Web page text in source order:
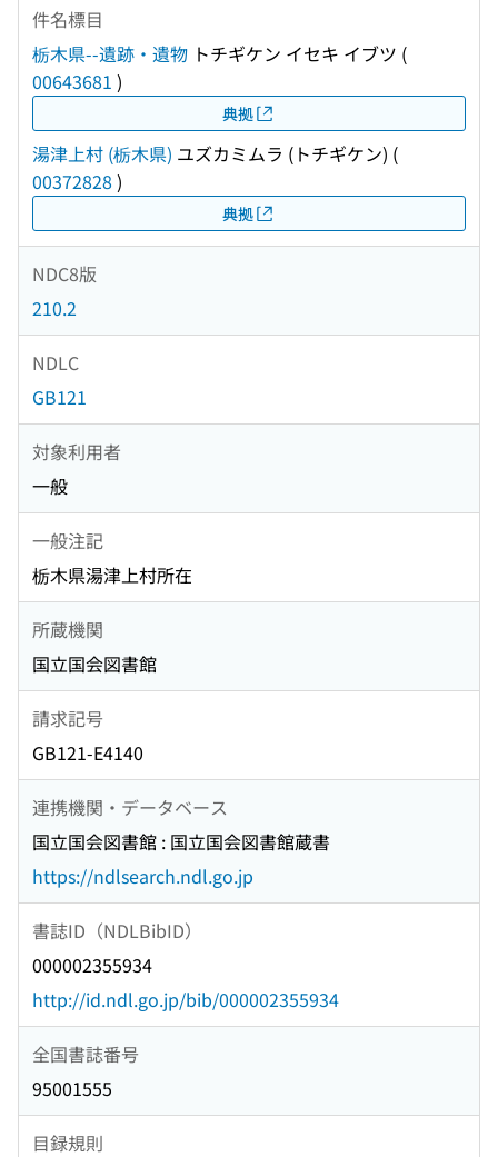
件名標目
栃木県--遺跡・遺物 トチギケン イセキ イブツ (
00643681 )
典拠
湯津上村 (栃木県) ユズカミムラ (トチギケン) (
00372828 )
典拠
NDC8版
210.2
NDLC
GB121
対象利用者
一般
一般注記
栃木県湯津上村所在
所蔵機関
国立国会図書館
請求記号
GB121-E4140
連携機関・データベース
国立国会図書館 : 国立国会図書館蔵書
https://ndlsearch.ndl.go.jp
書誌ID（NDLBibID）
000002355934
http://id.ndl.go.jp/bib/000002355934
全国書誌番号
95001555
目録規則